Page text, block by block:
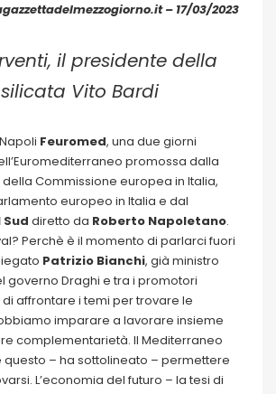
– 17/03/2023
il presidente della
Vito Bardi
Feuromed, una due giorni
promossa dalla
Commissione europea in Italia,
europeo in Italia e dal
diretto da Roberto Napoletano.
Perchè è il momento di parlarci fuori
Patrizio Bianchi, già ministro
governo Draghi e tra i promotori
di affrontare i temi per trovare le
imparare a lavorare insieme
complementarietà. Il Mediterraneo
– ha sottolineato – permettere
L’economia del futuro – la tesi di